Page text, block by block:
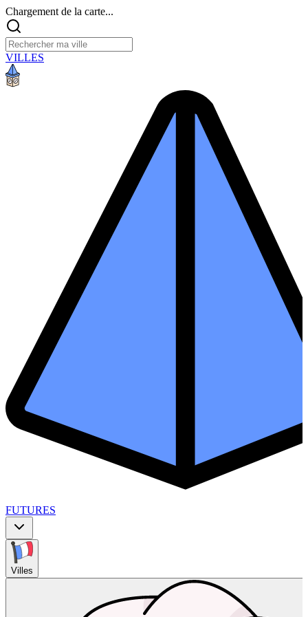
Chargement de la carte...
VILLES
FUTURES
Villes